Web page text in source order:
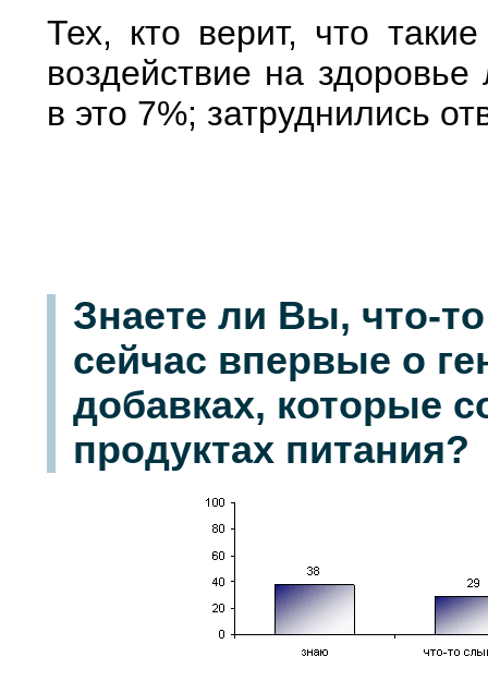
Тех, кто верит, что
воздействие на
в это 7%; затруднились
Знаете ли Вы, что-
сейчас впервые о
добавках, которые
продуктах питания?